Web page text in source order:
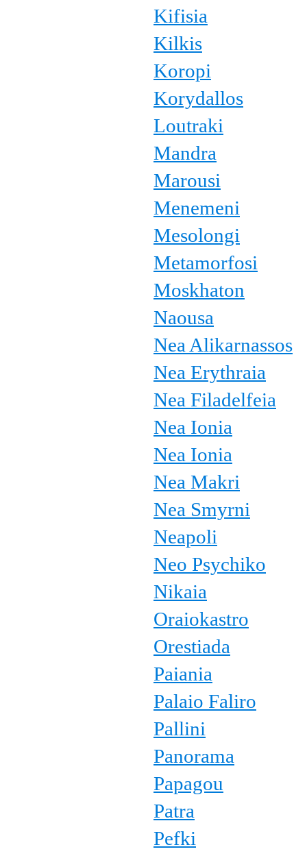
Kifisia
Kilkis
Koropi
Korydallos
Loutraki
Mandra
Marousi
Menemeni
Mesolongi
Metamorfosi
Moskhaton
Naousa
Nea Alikarnassos
Nea Erythraia
Nea Filadelfeia
Nea Ionia
Nea Ionia
Nea Makri
Nea Smyrni
Neapoli
Neo Psychiko
Nikaia
Oraiokastro
Orestiada
Paiania
Palaio Faliro
Pallini
Panorama
Papagou
Patra
Pefki